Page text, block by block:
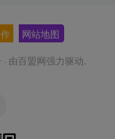
网站地图
· 由百盟网强力驱动.